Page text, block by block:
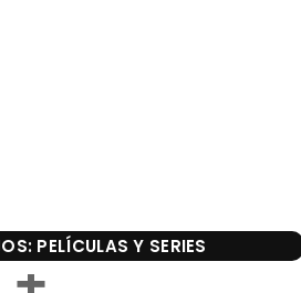
PELÍCULAS Y SERIES